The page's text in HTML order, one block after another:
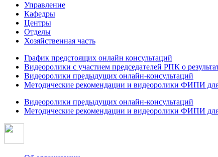
Управление
Кафедры
Центры
Отделы
Хозяйственная часть
График предстоящих онлайн консультаций
Видеоролики с участием председателей РПК о
Видеоролики предыдущих онлайн-консультаций
Методические рекомендации и видеоролики ФИПИ
Видеоролики предыдущих онлайн-консультаций
Методические рекомендации и видеоролики ФИПИ